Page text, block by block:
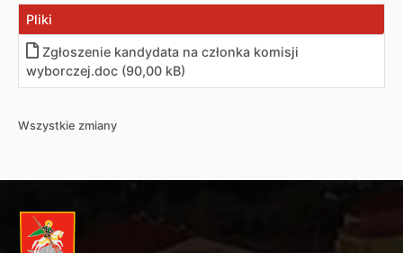
Pliki
Zgłoszenie kandydata na członka komisji
wyborczej.doc (90,00 kB)
Wszystkie zmiany